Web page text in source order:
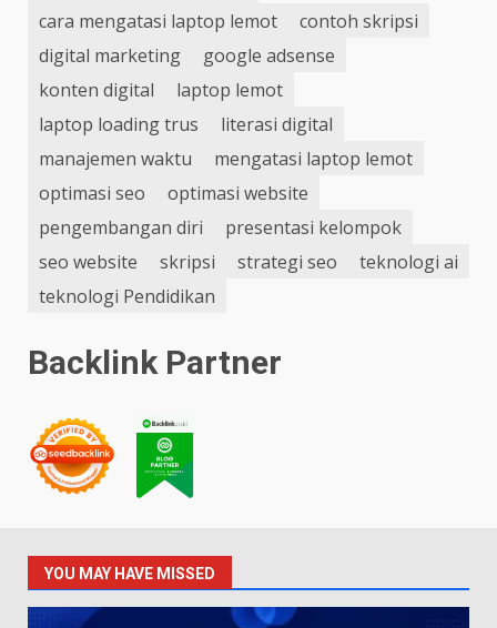
cara mengatasi laptop lemot
contoh skripsi
digital marketing
google adsense
konten digital
laptop lemot
laptop loading trus
literasi digital
manajemen waktu
mengatasi laptop lemot
optimasi seo
optimasi website
pengembangan diri
presentasi kelompok
seo website
skripsi strategi seo
teknologi ai
teknologi Pendidikan
Backlink Partner
YOU MAY HAVE MISSED